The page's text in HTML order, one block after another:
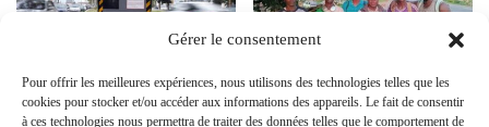
Gérer le consentement
Pour offrir les meilleures expériences, nous utilisons des technologies telles que les
cookies pour stocker et/ou accéder aux informations des appareils. Le fait de consentir
à ces technologies nous permettra de traiter des données telles que le comportement de
Installation de radars fixes au
Gabon : une mesure urgente
Une Marche Historique : Le
Courage et l’Engagement de